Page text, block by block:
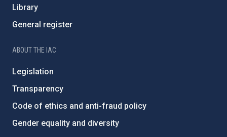
Library
General register
ABOUT THE IAC
Legislation
Transparency
Code of ethics and anti-fraud policy
Gender equality and diversity